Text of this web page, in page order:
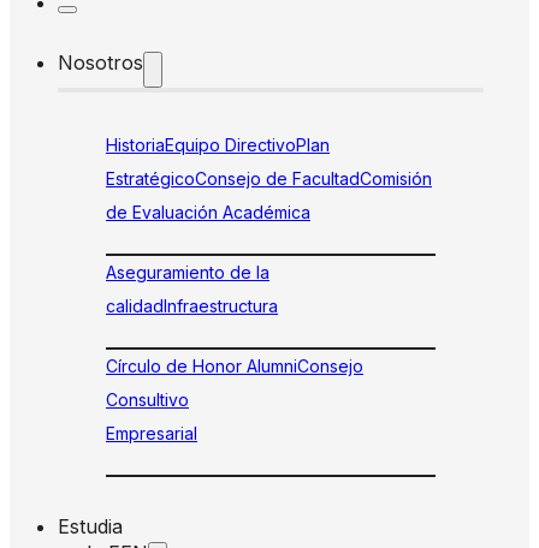
Nosotros
HistoriaEquipo DirectivoPlan
EstratégicoConsejo de FacultadComisión
de Evaluación Académica
Aseguramiento de la
calidadInfraestructura
Círculo de Honor AlumniConsejo
Consultivo
Empresarial
Estudia